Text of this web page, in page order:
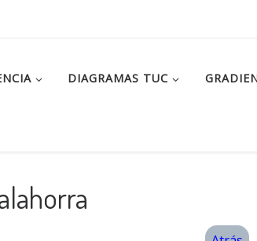
DIAGRAMAS TUC